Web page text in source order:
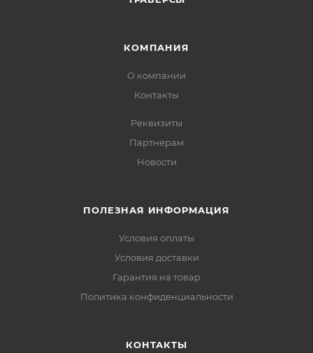
КОМПАНИЯ
О компании
Контакты
Реквизиты
Партнерам
Новости
ПОЛЕЗНАЯ ИНФОРМАЦИЯ
Условия оплаты
Условия доставки
Гарантия на товар
Политика конфиденциальности
КОНТАКТЫ